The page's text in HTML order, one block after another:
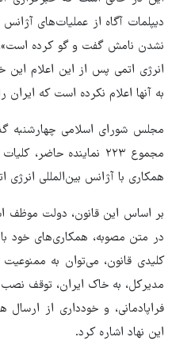
دیپلمات آگاه از عملیات‌های
نشدن نامش گفت و گو کرده
انرژی اتمی پس از این اعلام
به آنها اعلام نکرده است که ایران
مجموع ۲۲۳ نماینده
همکاری با آژانس بین‌المللی
بر اساس این قانون، دولت
در متن مصوبه، همکاری‌های خود
کلیدی قانون، می‌توان به
مدیرکل، به خاک ایران، توقف نصب
فراپادمانی، و خودداری از
این نهاد اشاره کرد.